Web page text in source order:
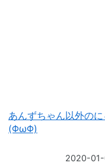
あんずちゃん以外の
(ΦωΦ)
2020-01-